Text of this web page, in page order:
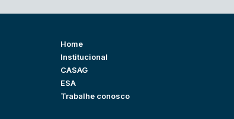
Home
Institucional
CASAG
ESA
Trabalhe conosco